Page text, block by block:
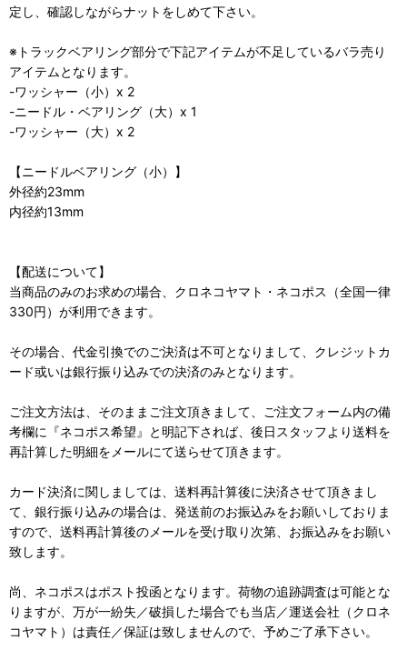
定し、確認しながらナットをしめて下さい。
※トラックベアリング部分で下記アイテムが不足しているバラ売り
アイテムとなります。
-ワッシャー（小）x 2
-ニードル・ベアリング（大）x 1
-ワッシャー（大）x 2
【ニードルベアリング（小）】
外径約23mm
内径約13mm
【配送について】
当商品のみのお求めの場合、クロネコヤマト・ネコポス（全国一律
330円）が利用できます。
その場合、代金引換でのご決済は不可となりまして、クレジットカ
ード或いは銀行振り込みでの決済のみとなります。
ご注文方法は、そのままご注文頂きまして、ご注文フォーム内の備
考欄に『ネコポス希望』と明記下されば、後日スタッフより送料を
再計算した明細をメールにて送らせて頂きます。
カード決済に関しましては、送料再計算後に決済させて頂きまし
て、銀行振り込みの場合は、発送前のお振込みをお願いしておりま
すので、送料再計算後のメールを受け取り次第、お振込みをお願い
致します。
尚、ネコポスはポスト投函となります。荷物の追跡調査は可能とな
りますが、万が一紛失／破損した場合でも当店／運送会社（クロネ
コヤマト）は責任／保証は致しませんので、予めご了承下さい。